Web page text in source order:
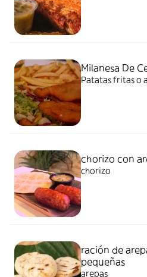
Milanesa De
Patatas fritas o
chorizo con
chorizo
ración de
pequeñas
arepas